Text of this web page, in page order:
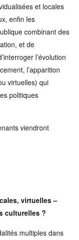
et locales
enfin les
combinant des
et de
l’évolution
l’apparition
virtuelles) qui
politiques
viendront
virtuelles –
culturelles ?
multiples dans